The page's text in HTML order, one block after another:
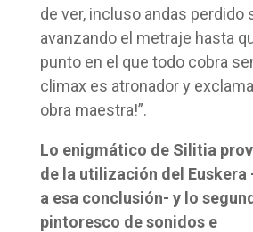
de ver, incluso andas perdido
avanzando el metraje hasta
punto en el que todo cobra
climax es atronador y
obra maestra!”.
Lo enigmático de Silitia
de la utilización del
a esa conclusión- y lo
pintoresco de sonidos e